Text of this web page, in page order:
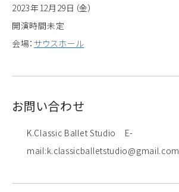
2023年12月29日（金）
開演時間未定
会場： サウスホール
お問い合わせ
K.Classic Ballet Studio E-
mail:k.classicballetstudio@gmail.com